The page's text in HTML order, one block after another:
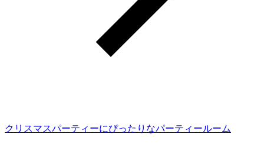
クリスマスパーティーにぴったりなパーティールーム